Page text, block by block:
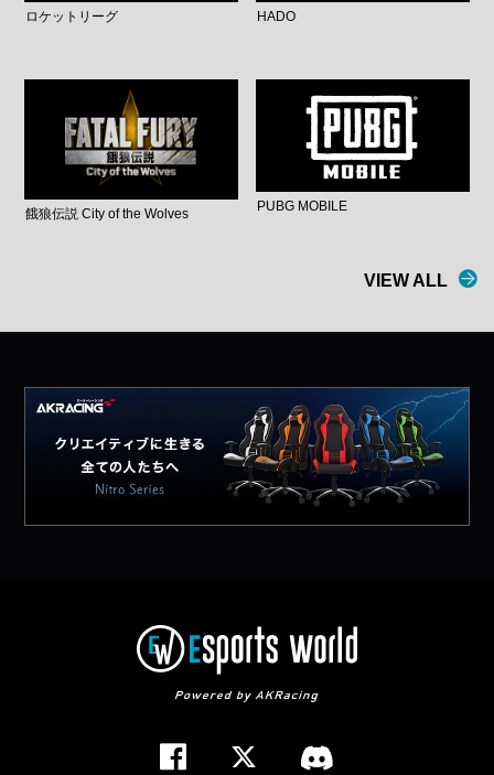
ロケットリーグ HADO
餓狼伝説 City of the Wolves
PUBG MOBILE
VIEW ALL